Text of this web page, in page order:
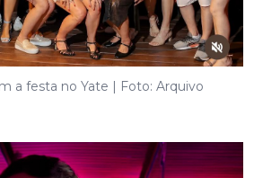
a festa no Yate | Foto: Arquivo